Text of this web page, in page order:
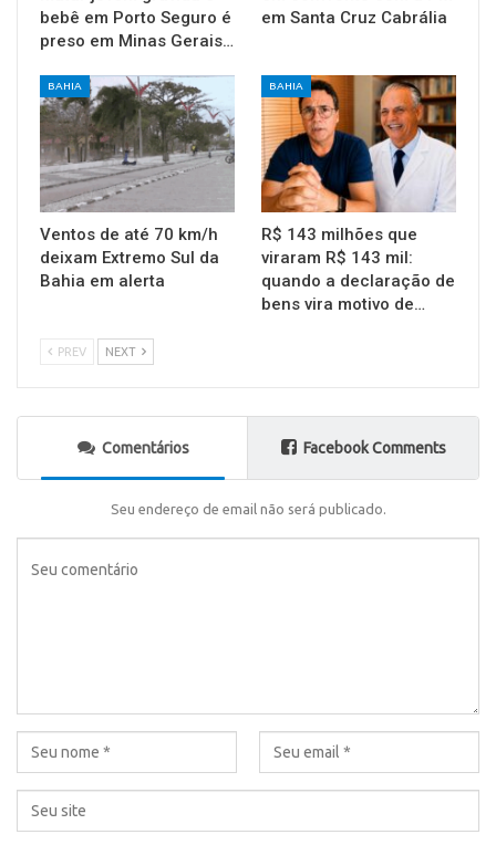
bebê em Porto Seguro é
preso em Minas Gerais…
em Santa Cruz Cabrália
BAHIA
Ventos de até 70 km/h
deixam Extremo Sul da
Bahia em alerta
BAHIA
R$ 143 milhões que
viraram R$ 143 mil:
quando a declaração de
bens vira motivo de…
PREV NEXT
Comentários Facebook Comments
Seu endereço de email não será publicado.